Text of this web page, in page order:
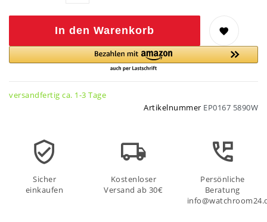
In den Warenkorb
versandfertig ca. 1-3 Tage
Artikelnummer EP0167 5890W
Sicher
einkaufen
Kostenloser
Versand ab 30€
Persönliche
Beratung